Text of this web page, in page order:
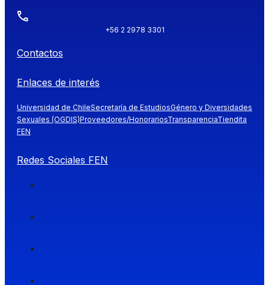
+56 2 2978 3301
Contactos
Enlaces de interés
Universidad de ChileSecretaría de EstudiosGénero y Diversidades
Sexuales (OGDIS)Proveedores/HonorariosTransparenciaTiendita
FEN
Redes Sociales FEN